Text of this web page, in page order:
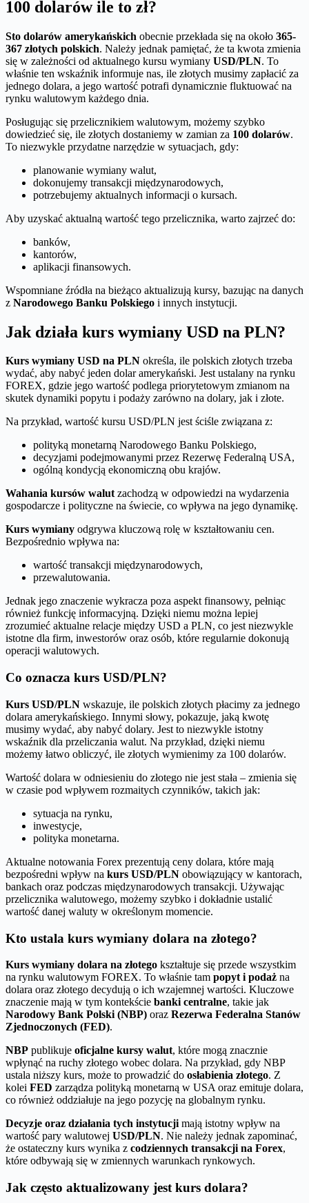
100 dolarów ile to zł?
Sto dolarów amerykańskich obecnie przekłada się na około 365-
367 złotych polskich. Należy jednak pamiętać, że ta kwota zmienia
się w zależności od aktualnego kursu wymiany USD/PLN. To
właśnie ten wskaźnik informuje nas, ile złotych musimy zapłacić za
jednego dolara, a jego wartość potrafi dynamicznie fluktuować na
rynku walutowym każdego dnia.
Posługując się przelicznikiem walutowym, możemy szybko
dowiedzieć się, ile złotych dostaniemy w zamian za 100 dolarów.
To niezwykle przydatne narzędzie w sytuacjach, gdy:
planowanie wymiany walut,
dokonujemy transakcji międzynarodowych,
potrzebujemy aktualnych informacji o kursach.
Aby uzyskać aktualną wartość tego przelicznika, warto zajrzeć do:
banków,
kantorów,
aplikacji finansowych.
Wspomniane źródła na bieżąco aktualizują kursy, bazując na danych
z Narodowego Banku Polskiego i innych instytucji.
Jak działa kurs wymiany USD na PLN?
Kurs wymiany USD na PLN określa, ile polskich złotych trzeba
wydać, aby nabyć jeden dolar amerykański. Jest ustalany na rynku
FOREX, gdzie jego wartość podlega priorytetowym zmianom na
skutek dynamiki popytu i podaży zarówno na dolary, jak i złote.
Na przykład, wartość kursu USD/PLN jest ściśle związana z:
polityką monetarną Narodowego Banku Polskiego,
decyzjami podejmowanymi przez Rezerwę Federalną USA,
ogólną kondycją ekonomiczną obu krajów.
Wahania kursów walutzachodzą w odpowiedzi na wydarzenia
gospodarcze i polityczne na świecie, co wpływa na jego dynamikę.
Kurs wymiany odgrywa kluczową rolę w kształtowaniu cen.
Bezpośrednio wpływa na:
wartość transakcji międzynarodowych,
przewalutowania.
Jednak jego znaczenie wykracza poza aspekt finansowy, pełniąc
również funkcję informacyjną. Dzięki niemu można lepiej
zrozumieć aktualne relacje między USD a PLN, co jest niezwykle
istotne dla firm, inwestorów oraz osób, które regularnie dokonują
operacji walutowych.
Co oznacza kurs USD/PLN?
Kurs USD/PLN wskazuje, ile polskich złotych płacimy za jednego
dolara amerykańskiego. Innymi słowy, pokazuje, jaką kwotę
musimy wydać, aby nabyć dolary. Jest to niezwykle istotny
wskaźnik dla przeliczania walut. Na przykład, dzięki niemu
możemy łatwo obliczyć, ile złotych wymienimy za 100 dolarów.
Wartość dolara w odniesieniu do złotego nie jest stała – zmienia się
w czasie pod wpływem rozmaitych czynników, takich jak:
sytuacja na rynku,
inwestycje,
polityka monetarna.
Aktualne notowania Forex prezentują ceny dolara, które mają
bezpośredni wpływ na kurs USD/PLN obowiązujący w kantorach,
bankach oraz podczas międzynarodowych transakcji. Używając
przelicznika walutowego, możemy szybko i dokładnie ustalić
wartość danej waluty w określonym momencie.
Kto ustala kurs wymiany dolara na złotego?
Kurs wymiany dolara na złotego kształtuje się przede wszystkim
na rynku walutowym FOREX. To właśnie tam popyt i podaż na
dolara oraz złotego decydują o ich wzajemnej wartości. Kluczowe
znaczenie mają w tym kontekście banki centralne, takie jak
Narodowy Bank Polski (NBP) oraz Rezerwa Federalna Stanów
Zjednoczonych (FED).
NBP publikuje oficjalne kursy walut, które mogą znacznie
wpłynąć na ruchy złotego wobec dolara. Na przykład, gdy NBP
ustala niższy kurs, może to prowadzić do osłabienia złotego. Z
kolei FED zarządza polityką monetarną w USA oraz emituje dolara,
co również oddziałuje na jego pozycję na globalnym rynku.
Decyzje oraz działania tych instytucji mają istotny wpływ na
wartość pary walutowej USD/PLN. Nie należy jednak zapominać,
że ostateczny kurs wynika z codziennych transakcji na Forex,
które odbywają się w zmiennych warunkach rynkowych.
Jak często aktualizowany jest kurs dolara?